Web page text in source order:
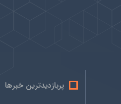
پربازدیدترین خبرها